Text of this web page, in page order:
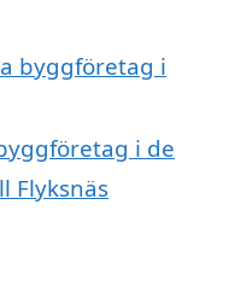
byggföretag i
i de
Flyksnäs